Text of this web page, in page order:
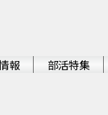
報 部活特集